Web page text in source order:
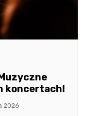
koncertach!
2026